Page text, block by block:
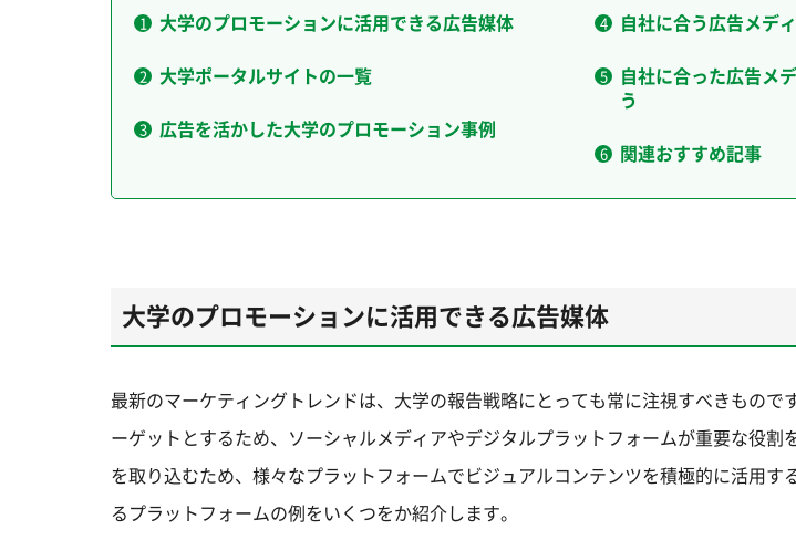
大学のプロモーションに活用できる広告媒体
大学ポータルサイトの一覧
広告を活かした大学のプロモーション事例
自社に合う広告メデ
自社に合った広告メ
う
関連おすすめ記事
大学のプロモーションに活用できる広告媒体
最新のマーケティングトレンドは、大学の報告戦略にとっても常に注視すべきもので
ーゲットとするため、ソーシャルメディアやデジタルプラットフォームが重要な役割
を取り込むため、様々なプラットフォームでビジュアルコンテンツを積極的に活用す
るプラットフォームの例をいくつをか紹介します。